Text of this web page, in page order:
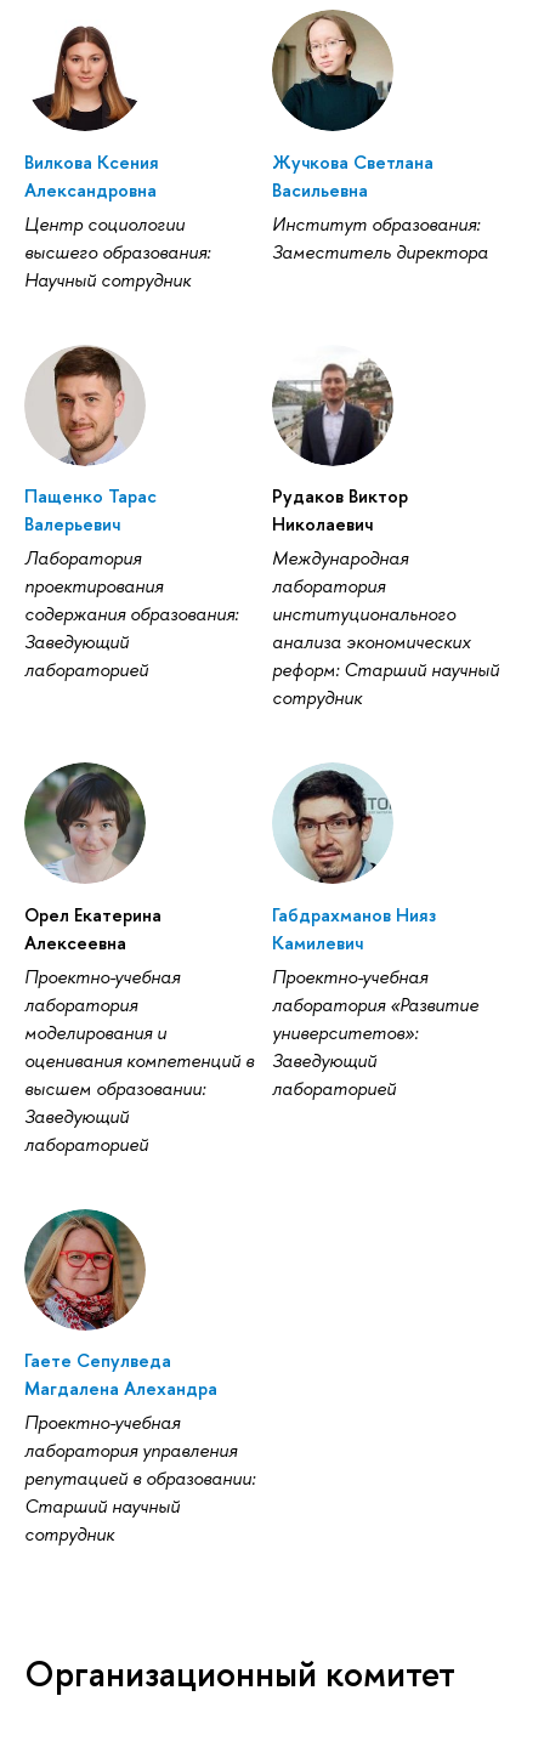
Вилкова Ксения
Александровна
Центр социологии
высшего образования:
Научный сотрудник
Жучкова Светлана
Васильевна
Институт образования:
Заместитель директора
Пащенко Тарас
Валерьевич
Лаборатория
проектирования
содержания образования:
Заведующий
лабораторией
Рудаков Виктор
Николаевич
Международная
лаборатория
институционального
анализа экономических
реформ: Старший научный
сотрудник
Орел Екатерина
Алексеевна
Проектно-учебная
лаборатория
моделирования и
оценивания компетенций в
высшем образовании:
Заведующий
лабораторией
Габдрахманов Нияз
Камилевич
Проектно-учебная
лаборатория «Развитие
университетов»:
Заведующий
лабораторией
Гаете Сепулведа
Магдалена Алехандра
Проектно-учебная
лаборатория управления
репутацией в образовании:
Старший научный
сотрудник
Организационный комитет